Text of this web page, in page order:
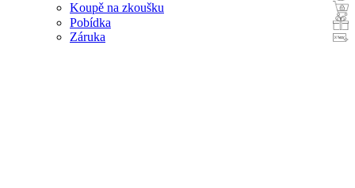
Koupě na zkoušku
Pobídka
Záruka